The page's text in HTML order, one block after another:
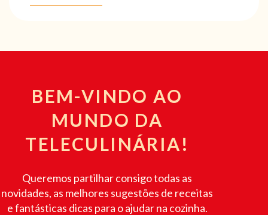
BEM-VINDO AO
MUNDO DA
TELECULINÁRIA!
Queremos partilhar consigo todas as
novidades, as melhores sugestões de receitas
e fantásticas dicas para o ajudar na cozinha.